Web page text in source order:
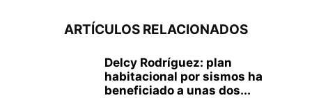
ARTÍCULOS RELACIONADOS
Delcy Rodríguez: plan
habitacional por sismos ha
beneficiado a unas dos...